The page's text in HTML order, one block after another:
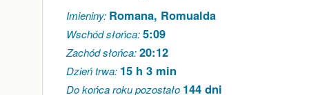
Imieniny: Romana, Romualda
Wschód słońca:5:09
Zachód słońca:20:12
Dzień trwa: 15 h 3 min
Do końca roku pozostało 144 dni